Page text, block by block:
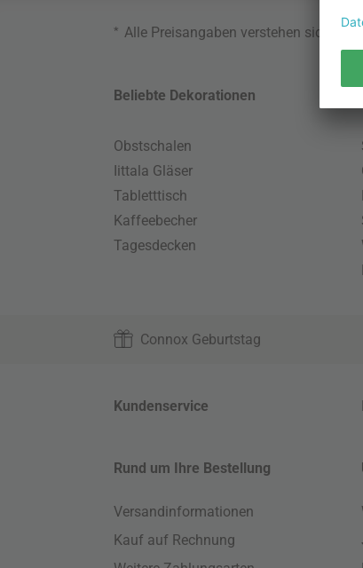
* Alle Preisangaben verstehen sich
Beliebte Dekorationen
Obstschalen
Iittala Gläser
Tabletttisch
Kaffeebecher
Tagesdecken
Connox Geburtstag
Kundenservice
Rund um Ihre Bestellung
Versandinformationen
Kauf auf Rechnung